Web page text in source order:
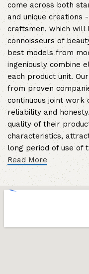
come across both
and unique creations
craftsmen, which will
connoisseurs of
best models from
ingeniously combine
each product unit.
from proven
continuous joint work
reliability and
quality of their
characteristics,
long period of use of
Read More